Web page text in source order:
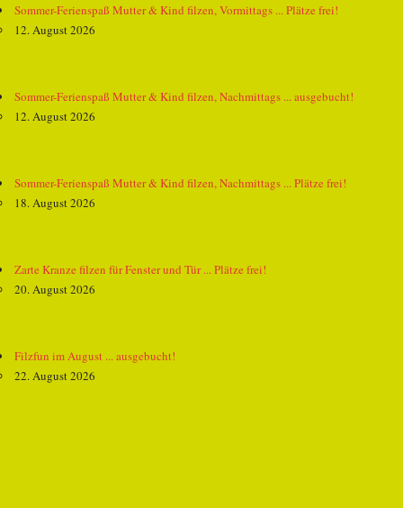
Sommer-Ferienspaß Mutter & Kind filzen, Vormittags ... Plätze frei!
12. August 2026
Sommer-Ferienspaß Mutter & Kind filzen, Nachmittags ... ausgebucht!
12. August 2026
Sommer-Ferienspaß Mutter & Kind filzen, Nachmittags ... Plätze frei!
18. August 2026
Zarte Kranze filzen für Fenster und Tür ... Plätze frei!
20. August 2026
Filzfun im August ... ausgebucht!
22. August 2026